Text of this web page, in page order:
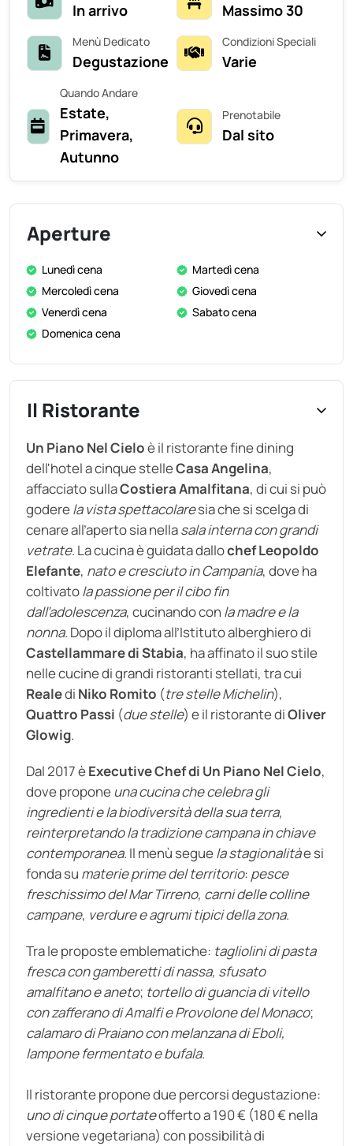
In arrivo Massimo 30
Menù Dedicato
Degustazione
Condizioni Speciali
Varie
Quando Andare
Estate,
Primavera,
Autunno
Prenotabile
Dal sito
Aperture
Lunedì cena
Martedì cena
Mercoledì cena
Giovedì cena
Venerdì cena
Sabato cena
Domenica cena
Il Ristorante
Un Piano Nel Cieloè il ristorante fine dining
dell'hotel a cinque stelleCasa Angelina,
affacciato sullaCostiera Amalfitana, di cui si può
goderela vista spettacolaresia che si scelga di
cenare all’aperto sia nellasala interna con grandi
vetrate. La cucina è guidata dallochef Leopoldo
Elefante, nato e cresciuto in Campania, dove ha
coltivatola passione per il cibo fin
dall’adolescenza, cucinando con la madre e la
nonna. Dopo il diploma all’Istituto alberghiero di
Castellammare di Stabia, ha affinato il suo stile
nelle cucine di grandi ristoranti stellati, tra cui
Realedi Niko Romito (tre stelle Michelin),
Quattro Passi (due stelle) e il ristorante diOliver
Glowig.
Dal 2017 èExecutive Chef di Un Piano Nel Cielo,
dove propone una cucina che celebra gli
ingredienti e la biodiversità della sua terra,
reinterpretando la tradizione campana in chiave
contemporanea. Il menù seguela stagionalitàe si
fonda su materie prime del territorio: pesce
freschissimo del Mar Tirreno, carni delle colline
campane, verdure e agrumi tipici della zona.
Tra le proposte emblematiche: tagliolini di pasta
fresca con gamberetti di nassa, sfusato
amalfitano e aneto; tortello di guancia di vitello
con zafferano di Amalfi e Provolone del Monaco;
calamaro di Praiano con melanzana di Eboli,
lampone fermentato e bufala.
Il ristorante propone due percorsi degustazione:
uno di cinque portateofferto a 190 € (180 € nella
versione vegetariana) con possibilità di